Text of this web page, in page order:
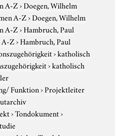
A-Z›Doegen, Wilhelm
A-Z›Doegen, Wilhelm
A-Z›Hambruch, Paul
A-Z›Hambruch, Paul
›katholisch
›katholisch
Funktion›Projektleiter
›Tondokument›